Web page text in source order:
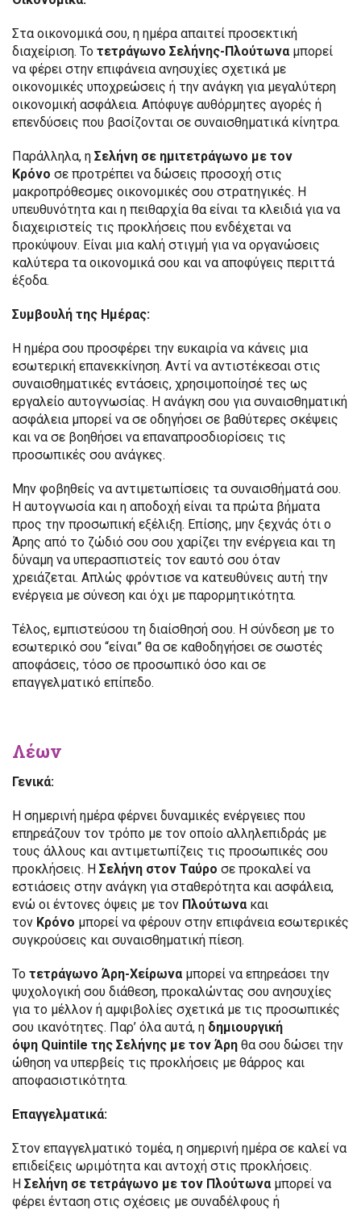
Στα οικονομικά σου, η ημέρα απαιτεί προσεκτική
διαχείριση. Το τετράγωνο Σελήνης-Πλούτωναμπορεί
να φέρει στην επιφάνεια ανησυχίες σχετικά με
οικονομικές υποχρεώσεις ή την ανάγκη για μεγαλύτερη
οικονομική ασφάλεια. Απόφυγε αυθόρμητες αγορές ή
επενδύσεις που βασίζονται σε συναισθηματικά κίνητρα.
Παράλληλα, η Σελήνη σε ημιτετράγωνο με τον
Κρόνο σε προτρέπει να δώσεις προσοχή στις
μακροπρόθεσμες οικονομικές σου στρατηγικές. Η
υπευθυνότητα και η πειθαρχία θα είναι τα κλειδιά για να
διαχειριστείς τις προκλήσεις που ενδέχεται να
προκύψουν. Είναι μια καλή στιγμή για να οργανώσεις
καλύτερα τα οικονομικά σου και να αποφύγεις περιττά
έξοδα.
Συμβουλή της Ημέρας:
Η ημέρα σου προσφέρει την ευκαιρία να κάνεις μια
εσωτερική επανεκκίνηση. Αντί να αντιστέκεσαι στις
συναισθηματικές εντάσεις, χρησιμοποίησέ τες ως
εργαλείο αυτογνωσίας. Η ανάγκη σου για συναισθηματική
ασφάλεια μπορεί να σε οδηγήσει σε βαθύτερες σκέψεις
και να σε βοηθήσει να επαναπροσδιορίσεις τις
προσωπικές σου ανάγκες.
Μην φοβηθείς να αντιμετωπίσεις τα συναισθήματά σου.
Η αυτογνωσία και η αποδοχή είναι τα πρώτα βήματα
προς την προσωπική εξέλιξη. Επίσης, μην ξεχνάς ότι ο
Άρης από το ζώδιό σου σου χαρίζει την ενέργεια και τη
δύναμη να υπερασπιστείς τον εαυτό σου όταν
χρειάζεται. Απλώς φρόντισε να κατευθύνεις αυτή την
ενέργεια με σύνεση και όχι με παρορμητικότητα.
Τέλος, εμπιστεύσου τη διαίσθησή σου. Η σύνδεση με το
εσωτερικό σου “είναι” θα σε καθοδηγήσει σε σωστές
αποφάσεις, τόσο σε προσωπικό όσο και σε
επαγγελματικό επίπεδο.
Λέων
Γενικά:
Η σημερινή ημέρα φέρνει δυναμικές ενέργειες που
επηρεάζουν τον τρόπο με τον οποίο αλληλεπιδράς με
τους άλλους και αντιμετωπίζεις τις προσωπικές σου
προκλήσεις. Η Σελήνη στον Ταύρο σε προκαλεί να
εστιάσεις στην ανάγκη για σταθερότητα και ασφάλεια,
ενώ οι έντονες όψεις με τον Πλούτωνακαι
τον Κρόνο μπορεί να φέρουν στην επιφάνεια εσωτερικές
συγκρούσεις και συναισθηματική πίεση.
Το τετράγωνο Άρη-Χείρωναμπορεί να επηρεάσει την
ψυχολογική σου διάθεση, προκαλώντας σου ανησυχίες
για το μέλλον ή αμφιβολίες σχετικά με τις προσωπικές
σου ικανότητες. Παρ’ όλα αυτά, η δημιουργική
όψη Quintile της Σελήνης με τον Άρη θα σου δώσει την
ώθηση να υπερβείς τις προκλήσεις με θάρρος και
αποφασιστικότητα.
Επαγγελματικά:
Στον επαγγελματικό τομέα, η σημερινή ημέρα σε καλεί να
επιδείξεις ωριμότητα και αντοχή στις προκλήσεις.
Η Σελήνη σε τετράγωνο με τον Πλούτωναμπορεί να
φέρει ένταση στις σχέσεις με συναδέλφους ή